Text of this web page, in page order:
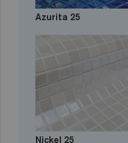
Azurita 25
Nickel 25